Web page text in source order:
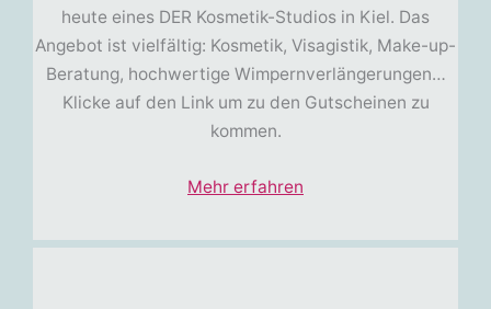
heute eines DER Kosmetik-Studios in Kiel. Das
Angebot ist vielfältig: Kosmetik, Visagistik, Make-up-
Beratung, hochwertige Wimpernverlängerungen…
Klicke auf den Link um zu den Gutscheinen zu
kommen.
Mehr erfahren